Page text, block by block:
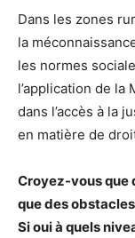
Dans les zones
la
les normes
l’application de la
dans l’accès à la
en matière de
Croyez-vous que
que des
Si oui à quels